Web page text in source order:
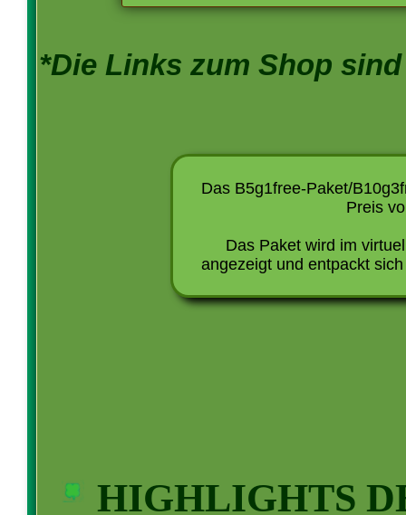
*Die Links zum Shop
Das B5g1free-Paket/
Preis
Das Paket wird im
angezeigt und entpackt
HIGHLIGHTS